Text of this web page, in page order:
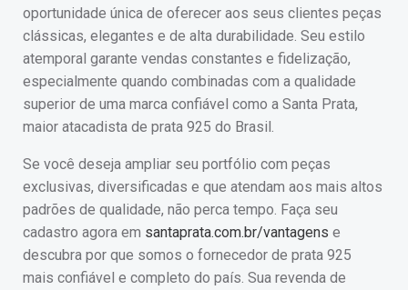
oportunidade única de oferecer aos seus clientes peças
clássicas, elegantes e de alta durabilidade. Seu estilo
atemporal garante vendas constantes e fidelização,
especialmente quando combinadas com a qualidade
superior de uma marca confiável como a Santa Prata,
maior atacadista de prata 925 do Brasil.
Se você deseja ampliar seu portfólio com peças
exclusivas, diversificadas e que atendam aos mais altos
padrões de qualidade, não perca tempo. Faça seu
cadastro agora em santaprata.com.br/vantagens e
descubra por que somos o fornecedor de prata 925
mais confiável e completo do país. Sua revenda de